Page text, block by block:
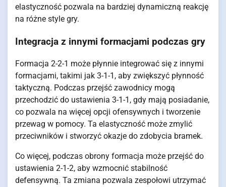
elastyczność pozwala na bardziej dynamiczną reakcję
na różne style gry.
Integracja z innymi formacjami podczas gry
Formacja 2-2-1 może płynnie integrować się z innymi
formacjami, takimi jak 3-1-1, aby zwiększyć płynność
taktyczną. Podczas przejść zawodnicy mogą
przechodzić do ustawienia 3-1-1, gdy mają posiadanie,
co pozwala na więcej opcji ofensywnych i tworzenie
przewag w pomocy. Ta elastyczność może zmylić
przeciwników i stworzyć okazje do zdobycia bramek.
Co więcej, podczas obrony formacja może przejść do
ustawienia 2-1-2, aby wzmocnić stabilność
defensywną. Ta zmiana pozwala zespołowi utrzymać